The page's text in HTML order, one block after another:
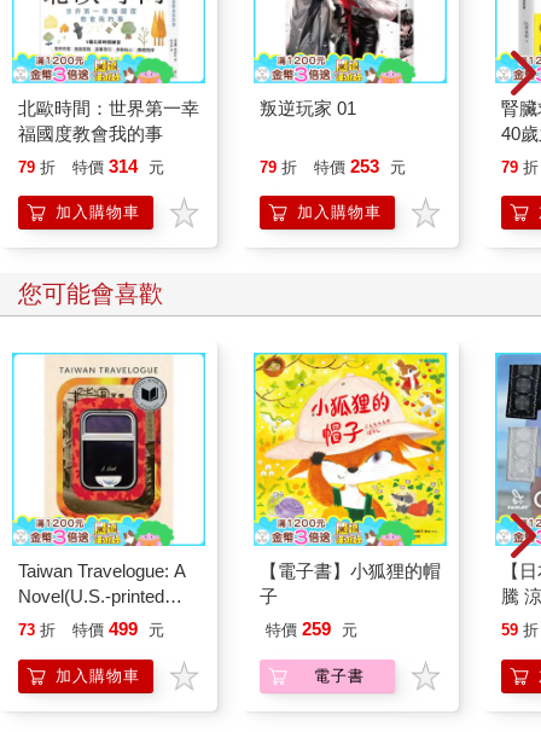
北歐時間：世界第一幸
福國度教會我的事
79 折 特價 314 元
加入購物車
叛逆玩家 01
79 折 特價 253 元
加入購物車
腎
40
就
79 折
您可能會喜歡
Taiwan Travelogue: A
Novel(U.S.-printed
edition)
73 折 特價 499 元
加入購物車
【電子書】小狐狸的帽
子
特價 259 元
電子書
【
騰
涼
毛巾
59 折